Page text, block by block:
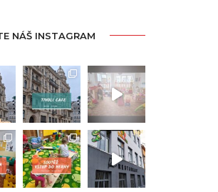
NÁŠ INSTAGRAM